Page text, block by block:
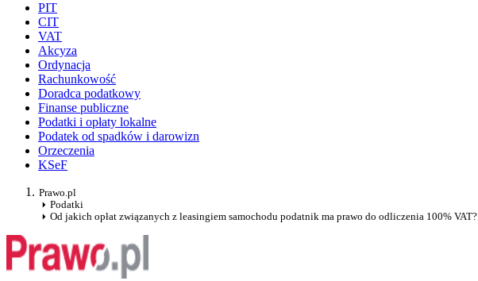
PIT
CIT
VAT
Akcyza
Ordynacja
Rachunkowość
Doradca podatkowy
Finanse publiczne
Podatki i opłaty lokalne
Podatek od spadków i darowizn
Orzeczenia
KSeF
Prawo.pl
Podatki
Od jakich opłat związanych z leasingiem samochodu podatnik ma prawo do odliczenia 100% VAT?